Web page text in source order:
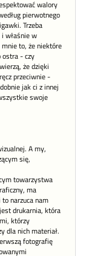
walory
pierwotnego
Trzeba
właśnie w
to, że niektóre
ostra - czy
że dzięki
przeciwnie -
jak ci z innej
swoje
A my,
się,
towarzystwa
ma
narzuca nam
drukarnia, która
którzy
dla nich materiał.
fotografię